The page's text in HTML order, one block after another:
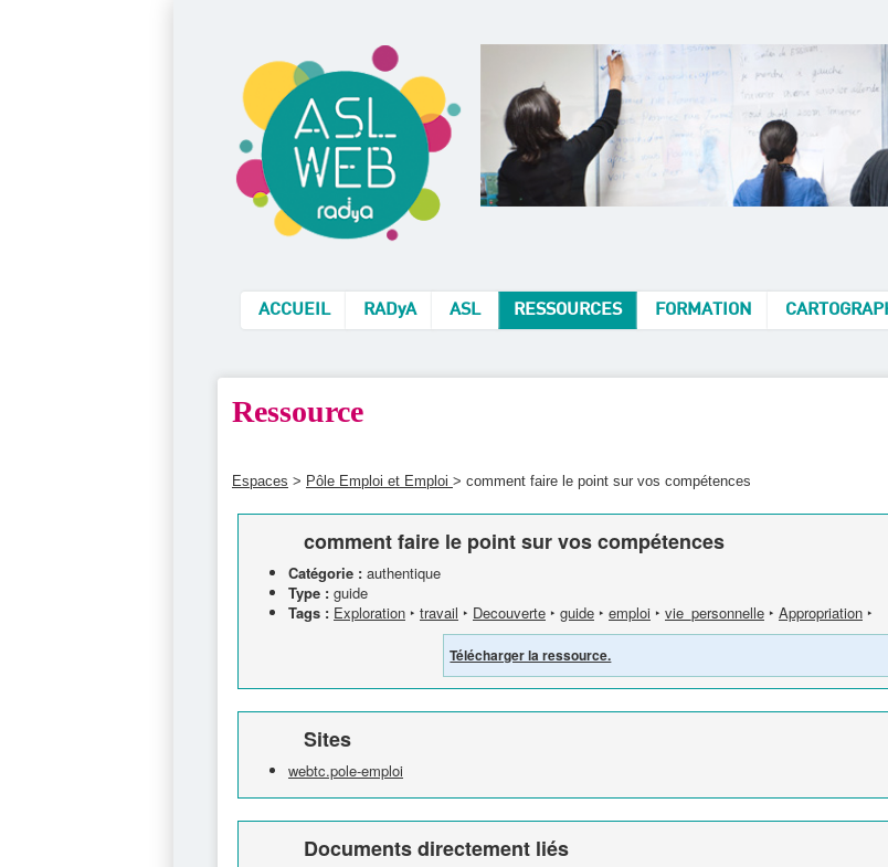
ACCUEIL RADyA ASL RESSOURCES FORMATION
Ressource
Espaces > Pôle Emploi et Emploi > comment faire le point sur vos compétences
comment faire le point sur vos compétences
Catégorie : authentique
Type : guide
Tags : Exploration ‣ travail ‣ Decouverte ‣ guide ‣ emploi ‣ vie_personnelle ‣ Appropriation ‣
Télécharger la ressource.
Sites
webtc.pole-emploi
Documents directement liés